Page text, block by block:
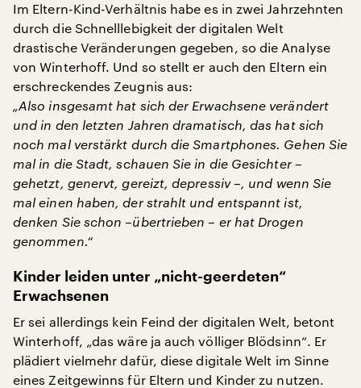
Im Eltern-Kind-Verhältnis habe es in zwei Jahrzehnten
durch die Schnelllebigkeit der digitalen Welt
drastische Veränderungen gegeben, so die Analyse
von Winterhoff. Und so stellt er auch den Eltern ein
erschreckendes Zeugnis aus:
„Also insgesamt hat sich der Erwachsene verändert
und in den letzten Jahren dramatisch, das hat sich
noch mal verstärkt durch die Smartphones. Gehen Sie
mal in die Stadt, schauen Sie in die Gesichter –
gehetzt, genervt, gereizt, depressiv –, und wenn Sie
mal einen haben, der strahlt und entspannt ist,
denken Sie schon –übertrieben – er hat Drogen
genommen.“
Kinder leiden unter „nicht-geerdeten“
Erwachsenen
Er sei allerdings kein Feind der digitalen Welt, betont
Winterhoff, „das wäre ja auch völliger Blödsinn“. Er
plädiert vielmehr dafür, diese digitale Welt im Sinne
eines Zeitgewinns für Eltern und Kinder zu nutzen.